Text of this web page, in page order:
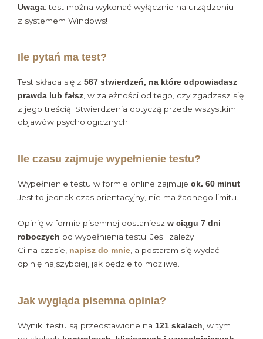
Uwaga: test można wykonać wyłącznie na urządzeniu
z systemem Windows!
Ile pytań ma test?
Test składa się z 567 stwierdzeń, na które odpowiadasz
prawda lub fałsz, w zależności od tego, czy zgadzasz się
z jego treścią. Stwierdzenia dotyczą przede wszystkim
objawów psychologicznych.
Ile czasu zajmuje wypełnienie testu?
Wypełnienie testu w formie online zajmuje ok. 60 minut.
Jest to jednak czas orientacyjny, nie ma żadnego limitu.
Opinię w formie pisemnej dostaniesz w ciągu 7 dni
roboczych od wypełnienia testu. Jeśli zależy
Ci na czasie, napisz do mnie , a postaram się wydać
opinię najszybciej, jak będzie to możliwe.
Jak wygląda pisemna opinia?
Wyniki testu są przedstawione na 121 skalach , w tym